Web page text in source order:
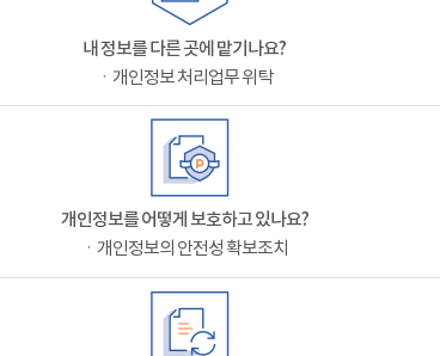
내 정보를 다른 곳에 맡기나요?
ㆍ개인정보 처리업무 위탁
개인정보를 어떻게 보호하고 있나요?
ㆍ개인정보의 안전성 확보조치